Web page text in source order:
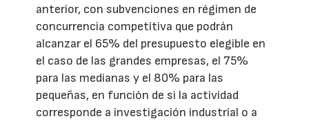
anterior, con subvenciones en régimen de
concurrencia competitiva que podrán
alcanzar el 65% del presupuesto elegible en
el caso de las grandes empresas, el 75%
para las medianas y el 80% para las
pequeñas, en función de si la actividad
corresponde a investigación industrial o a